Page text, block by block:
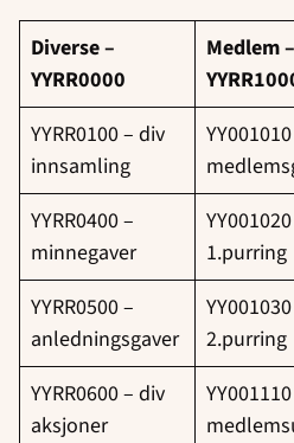
Diverse –
YYRR0000
Medlem –
YYRR0100 – div
innsamling
YYRR0400 –
minnegaver
1.purring
YYRR0500 –
anledningsgaver
2.purring
YYRR0600 – div
aksjoner